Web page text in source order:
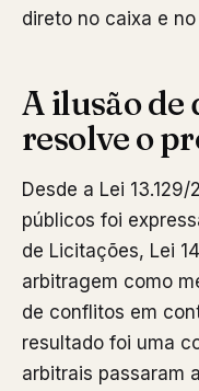
direto no caixa e
A ilusão de
resolve o
Desde a Lei
públicos foi
de Licitações, Lei
arbitragem como
de conflitos em
resultado foi uma
arbitrais passaram